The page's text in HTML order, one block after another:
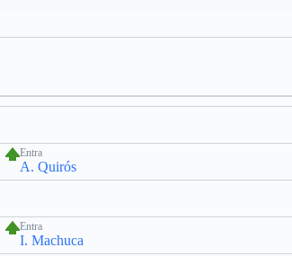
Entra
A. Quirós
Entra
I. Machuca